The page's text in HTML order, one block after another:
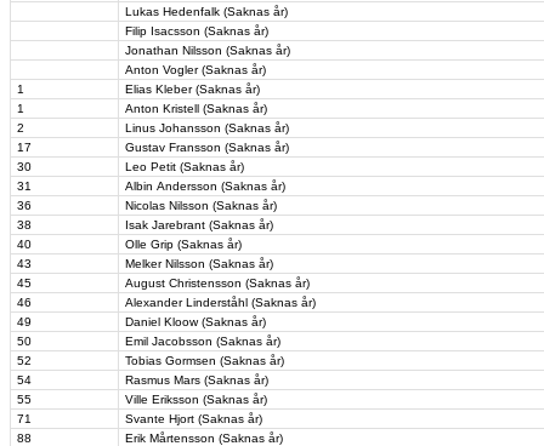
Lukas Hedenfalk (Saknas år)
Filip Isacsson (Saknas år)
Jonathan Nilsson (Saknas år)
Anton Vogler (Saknas år)
1
Elias Kleber (Saknas år)
1
Anton Kristell (Saknas år)
2
Linus Johansson (Saknas år)
17
Gustav Fransson (Saknas år)
30
Leo Petit (Saknas år)
31
Albin Andersson (Saknas år)
36
Nicolas Nilsson (Saknas år)
38
Isak Jarebrant (Saknas år)
40
Olle Grip (Saknas år)
43
Melker Nilsson (Saknas år)
45
August Christensson (Saknas år)
46
Alexander Linderståhl (Saknas år)
49
Daniel Kloow (Saknas år)
50
Emil Jacobsson (Saknas år)
52
Tobias Gormsen (Saknas år)
54
Rasmus Mars (Saknas år)
55
Ville Eriksson (Saknas år)
71
Svante Hjort (Saknas år)
88
Erik Mårtensson (Saknas år)